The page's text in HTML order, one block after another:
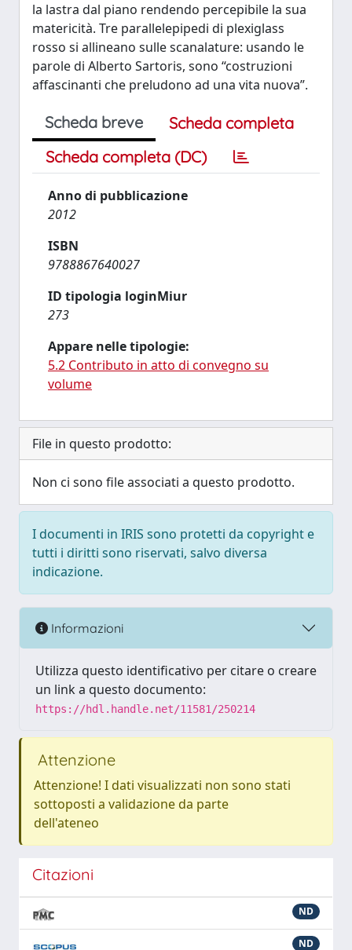
la lastra dal piano rendendo percepibile la sua
matericità. Tre parallelepipedi di plexiglass
rosso si allineano sulle scanalature: usando le
parole di Alberto Sartoris, sono “costruzioni
affascinanti che preludono ad una vita nuova”.
Scheda breve
Scheda completa
Scheda completa (DC)
Anno di pubblicazione
2012
ISBN
9788867640027
ID tipologia loginMiur
273
Appare nelle tipologie:
5.2 Contributo in atto di convegno su
volume
File in questo prodotto:
Non ci sono file associati a questo prodotto.
I documenti in IRIS sono protetti da copyright e
tutti i diritti sono riservati, salvo diversa
indicazione.
Informazioni
Utilizza questo identificativo per citare o creare
un link a questo documento:
https://hdl.handle.net/11581/250214
Attenzione
Attenzione! I dati visualizzati non sono stati
sottoposti a validazione da parte
dell'ateneo
Citazioni
ND
ND